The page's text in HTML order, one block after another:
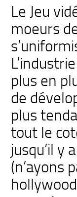
Le Jeu
moeurs
plus en
de
plus
tout le
jusqu’il y
(n’ayons